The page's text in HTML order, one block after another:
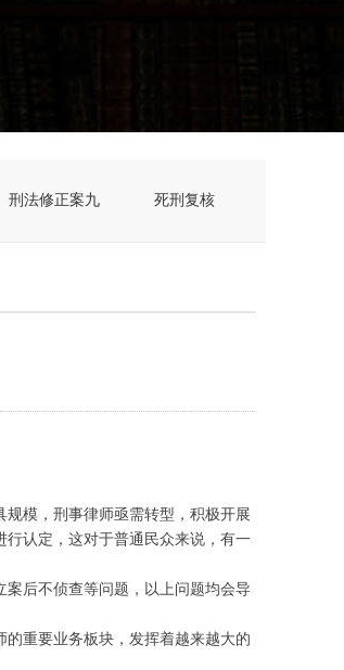
刑法修正案九 死刑复核
模，刑事律师亟需转型，积极开展
认定，这对于普通民众来说，有一
后不侦查等问题，以上问题均会导
重要业务板块，发挥着越来越大的